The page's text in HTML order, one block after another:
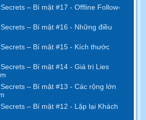
– Bí mật #17 - Offline Follow-
– Bí mật #16 - Những điều
– Bí mật #15 - Kích thước
– Bí mật #14 - Giá trị Lies
– Bí mật #13 - Các rộng lớn
– Bí mật #12 - Lặp lại Khách